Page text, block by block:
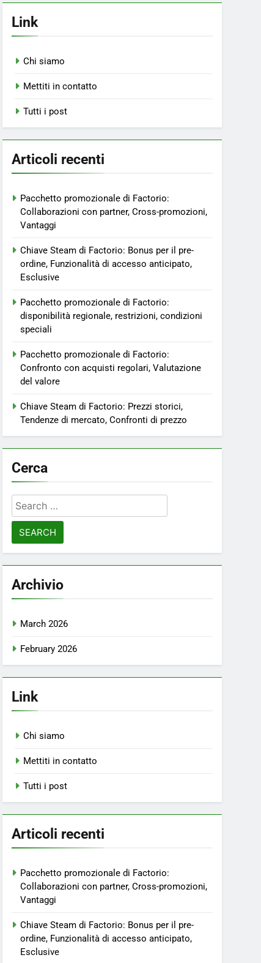
Link
Chi siamo
Mettiti in contatto
Tutti i post
Articoli recenti
Pacchetto promozionale di Factorio:
Collaborazioni con partner, Cross-promozioni,
Vantaggi
Chiave Steam di Factorio: Bonus per il pre-
ordine, Funzionalità di accesso anticipato,
Esclusive
Pacchetto promozionale di Factorio:
disponibilità regionale, restrizioni, condizioni
speciali
Pacchetto promozionale di Factorio:
Confronto con acquisti regolari, Valutazione
del valore
Chiave Steam di Factorio: Prezzi storici,
Tendenze di mercato, Confronti di prezzo
Cerca
Search
for:
Archivio
March 2026
February 2026
Link
Chi siamo
Mettiti in contatto
Tutti i post
Articoli recenti
Pacchetto promozionale di Factorio:
Collaborazioni con partner, Cross-promozioni,
Vantaggi
Chiave Steam di Factorio: Bonus per il pre-
ordine, Funzionalità di accesso anticipato,
Esclusive